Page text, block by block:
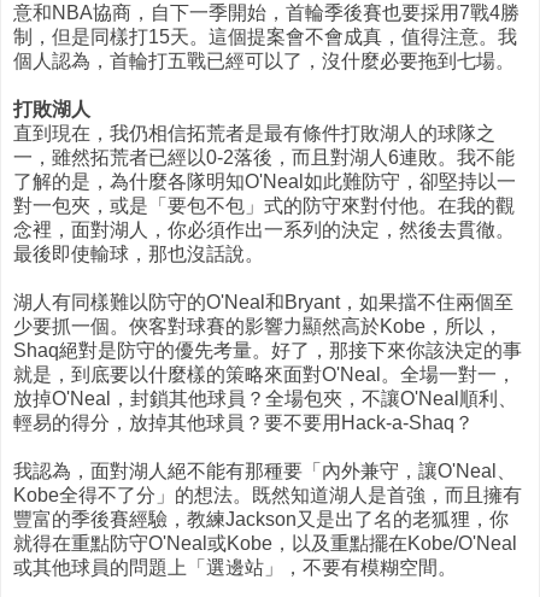
意和NBA協商，自下一季開始，首輪季後賽也要採用7戰4勝
制，但是同樣打15天。這個提案會不會成真，值得注意。我
個人認為，首輪打五戰已經可以了，沒什麼必要拖到七場。
打敗湖人
直到現在，我仍相信拓荒者是最有條件打敗湖人的球隊之
一，雖然拓荒者已經以0-2落後，而且對湖人6連敗。我不能
了解的是，為什麼各隊明知O'Neal如此難防守，卻堅持以一
對一包夾，或是「要包不包」式的防守來對付他。在我的觀
念裡，面對湖人，你必須作出一系列的決定，然後去貫徹。
最後即使輸球，那也沒話說。
湖人有同樣難以防守的O'Neal和Bryant，如果擋不住兩個至
少要抓一個。俠客對球賽的影響力顯然高於Kobe，所以，
Shaq絕對是防守的優先考量。好了，那接下來你該決定的事
就是，到底要以什麼樣的策略來面對O'Neal。全場一對一，
放掉O'Neal，封鎖其他球員？全場包夾，不讓O'Neal順利、
輕易的得分，放掉其他球員？要不要用Hack-a-Shaq？
我認為，面對湖人絕不能有那種要「內外兼守，讓O'Neal、
Kobe全得不了分」的想法。既然知道湖人是首強，而且擁有
豐富的季後賽經驗，教練Jackson又是出了名的老狐狸，你
就得在重點防守O'Neal或Kobe，以及重點擺在Kobe/O'Neal
或其他球員的問題上「選邊站」，不要有模糊空間。